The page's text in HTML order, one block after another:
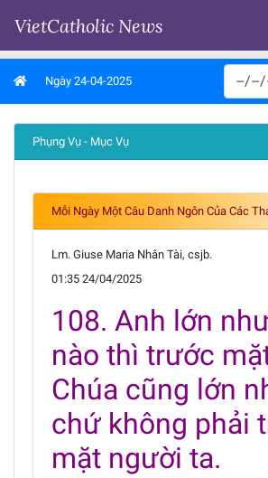
VietCatholic News
Ngày 24-04-2025
Phụng Vụ - Mục Vụ
Mỗi Ngày Một Câu Danh Ngôn Của Các
Lm. Giuse Maria Nhân Tài, csjb.
01:35 24/04/2025
108. Anh lớn
nào thì trước
Chúa cũng lớn
chứ không phải
mặt người ta.